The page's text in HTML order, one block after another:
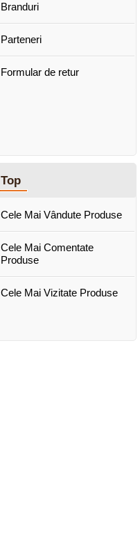
Branduri
Parteneri
Formular de retur
Top
Cele Mai Vândute Produse
Cele Mai Comentate
Produse
Cele Mai Vizitate Produse